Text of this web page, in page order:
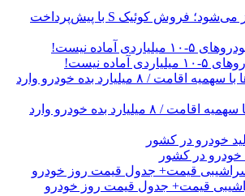
ثبت‌نام جدید سایپا آغاز می‌شود؛ فروش کوئیک S با پیش‌پرداخت
نیست!
کاسبی خارج‌نشین‌ها با سهمیه اقامت / ۸ میلیارد بده خودرو وارد
قیمت+ جدول قیمت روز خودرو